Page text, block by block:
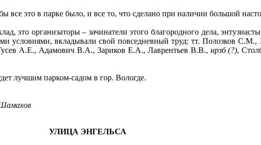
все это в парке было, и все то, что сделано при наличии большой
это организаторы – зачинатели этого благородного дела,
условиями, вкладывали свой повседневный труд: тт. Полозков
А.Е., Адамович В.А., Зариков Е.А., Лаврентьев В.В., нрзб (?),
лучшим парком-садом в гор. Вологде.
УЛИЦА ЭНГЕЛЬСА